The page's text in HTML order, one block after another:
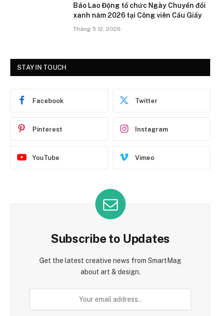
Báo Lao Động tổ chức Ngày Chuyển đổi
xanh năm 2026 tại Công viên Cầu Giấy
Tháng 5 12, 2026
STAY IN TOUCH
Facebook Twitter
Pinterest Instagram
YouTube Vimeo
Subscribe to Updates
Get the latest creative news from SmartMag
about art & design.